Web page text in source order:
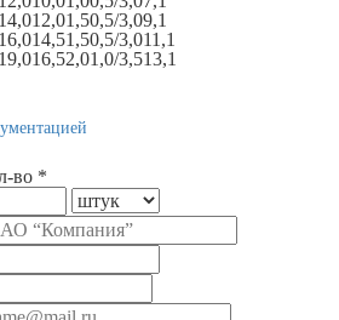
14,012,01,50,5/3,09,1
16,014,51,50,5/3,011,1
19,016,52,01,0/3,513,1
во *